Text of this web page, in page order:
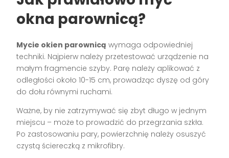
okna parownicą?
Mycie okien parownicą wymaga odpowiedniej
techniki. Najpierw należy przetestować urządzenie na
małym fragmencie szyby. Parę należy aplikować z
odległości około 10-15 cm, prowadząc dyszę od góry
do dołu równymi ruchami.
Ważne, by nie zatrzymywać się zbyt długo w jednym
miejscu – może to prowadzić do przegrzania szkła.
Po zastosowaniu pary, powierzchnię należy osuszyć
czystą ściereczką z mikrofibry.